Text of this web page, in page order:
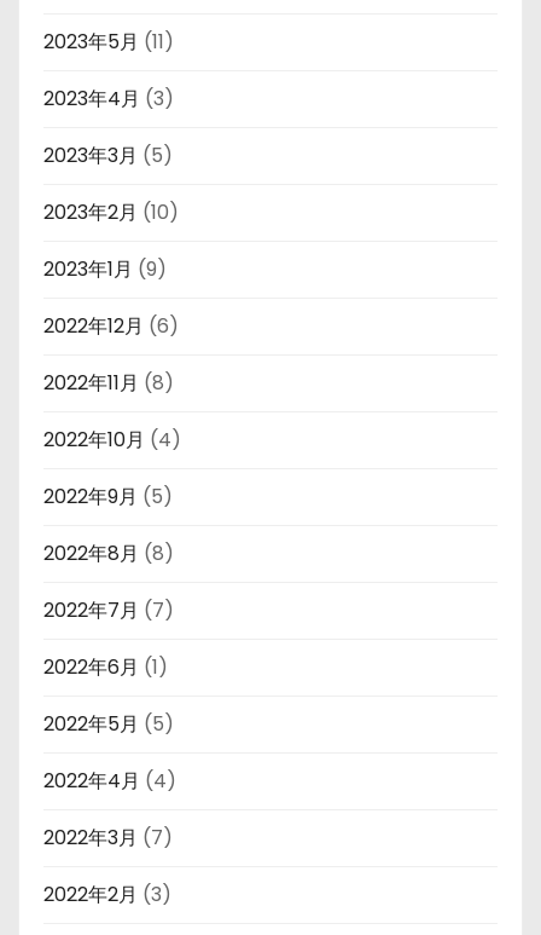
2023年5月 (11)
2023年4月 (3)
2023年3月 (5)
2023年2月 (10)
2023年1月 (9)
2022年12月 (6)
2022年11月 (8)
2022年10月 (4)
2022年9月 (5)
2022年8月 (8)
2022年7月 (7)
2022年6月 (1)
2022年5月 (5)
2022年4月 (4)
2022年3月 (7)
2022年2月 (3)